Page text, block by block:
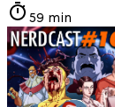
59 min